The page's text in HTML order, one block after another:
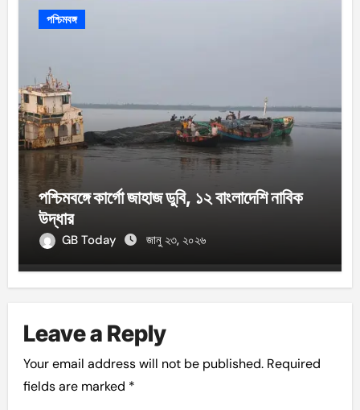
পশ্চিমবঙ্গ
পশ্চিমবঙ্গে কার্গো জাহাজ ডুবি, ১২ বাংলাদেশি নাবিক
উদ্ধার
GB Today জানু ২৩, ২০২৬
Leave a Reply
Your email address will not be published. Required
fields are marked *